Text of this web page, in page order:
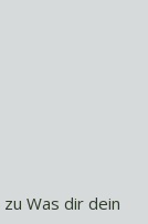
zu Was dir dein